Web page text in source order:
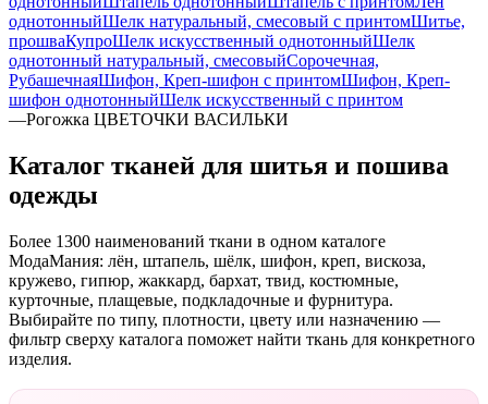
однотонныйШелк натуральный, смесовый с принтомШитье,
прошваКупроШелк искусственный однотонныйШелк
однотонный натуральный, смесовыйСорочечная,
РубашечнаяШифон, Креп-шифон с принтомШифон, Креп-
шифон однотонныйШелк искусственный с принтом
—Рогожка ЦВЕТОЧКИ ВАСИЛЬКИ
Каталог тканей для шитья и пошива
одежды
Более 1300 наименований ткани в одном каталоге
МодаМания: лён, штапель, шёлк, шифон, креп, вискоза,
кружево, гипюр, жаккард, бархат, твид, костюмные,
курточные, плащевые, подкладочные и фурнитура.
Выбирайте по типу, плотности, цвету или назначению —
фильтр сверху каталога поможет найти ткань для конкретного
изделия.